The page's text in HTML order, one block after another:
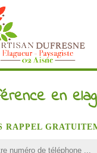
en
RAPPEL